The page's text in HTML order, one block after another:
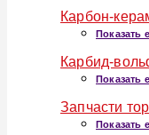
Карбон-
Показать
Карбид-
Показать
Запчасти
Показать